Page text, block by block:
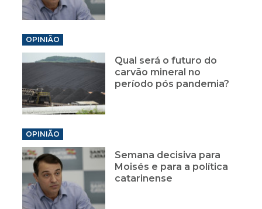
OPINIÃO
Qual será o futuro do
carvão mineral no
período pós pandemia?
OPINIÃO
Semana decisiva para
Moisés e para a política
catarinense